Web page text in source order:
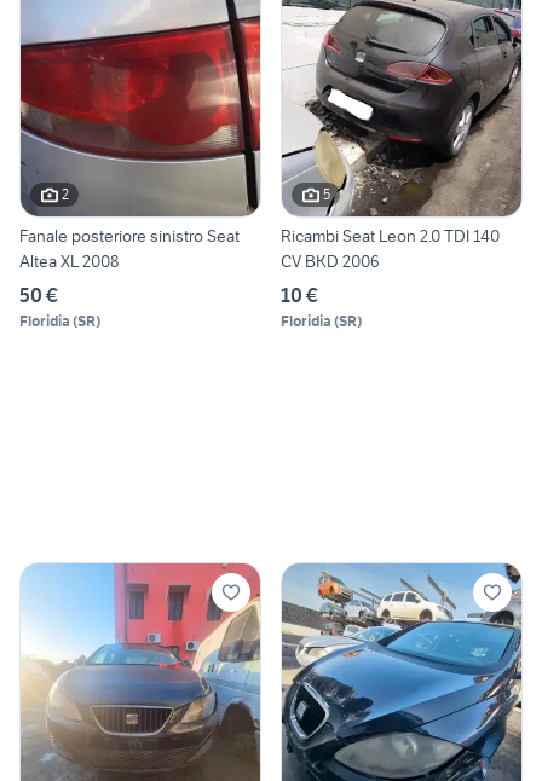
2
Fanale posteriore sinistro Seat
Altea XL 2008
50 €
Floridia (SR)
5
Ricambi Seat Leon 2.0 TDI 140
CV BKD 2006
10 €
Floridia (SR)